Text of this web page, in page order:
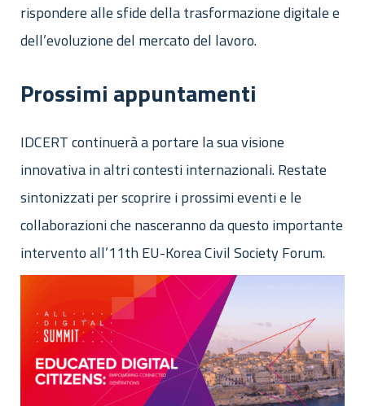
rispondere alle sfide della trasformazione digitale e
dell’evoluzione del mercato del lavoro.
Prossimi appuntamenti
IDCERT continuerà a portare la sua visione
innovativa in altri contesti internazionali. Restate
sintonizzati per scoprire i prossimi eventi e le
collaborazioni che nasceranno da questo importante
intervento all’11th EU-Korea Civil Society Forum.